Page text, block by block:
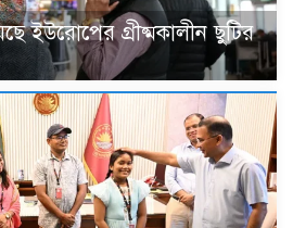
ইউরোপের গ্রীষ্মকালীন ছুটির